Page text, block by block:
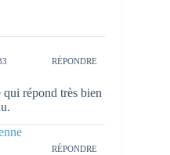
RÉPONDRE
répond très bien
RÉPONDRE